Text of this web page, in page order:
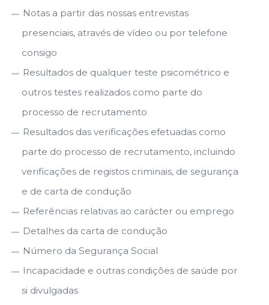
Notas a partir das nossas entrevistas
presenciais, através de vídeo ou por telefone
consigo
Resultados de qualquer teste psicométrico e
outros testes realizados como parte do
processo de recrutamento
Resultados das verificações efetuadas como
parte do processo de recrutamento, incluindo
verificações de registos criminais, de segurança
e de carta de condução
Referências relativas ao carácter ou emprego
Detalhes da carta de condução
Número da Segurança Social
Incapacidade e outras condições de saúde por
si divulgadas